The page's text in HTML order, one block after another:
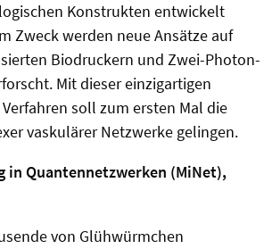
Konstrukten entwickelt
Zweck werden neue Ansätze auf
Biodruckern und Zwei-Photon-
Mit dieser einzigartigen
soll zum ersten Mal die
vaskulärer Netzwerke gelingen.
in Quantennetzwerken (MiNet),
von Glühwürmchen